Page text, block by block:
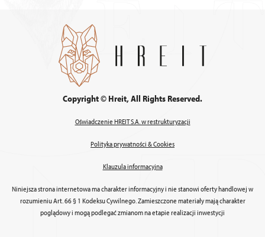
Copyright © Hreit, All Rights Reserved.
Oświadczenie HREIT S.A. w restrukturyzacji
Polityka prywatności & Cookies
Klauzula informacyjna
Niniejsza strona internetowa ma charakter informacyjny i nie stanowi oferty handlowej w
rozumieniu Art. 66 § 1 Kodeksu Cywilnego. Zamieszczone materiały mają charakter
poglądowy i mogą podlegać zmianom na etapie realizacji inwestycji